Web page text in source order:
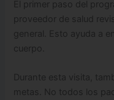
El primer paso del
proveedor de salud
general. Esto ayuda a
cuerpo.
Durante esta visita,
metas. No todos los